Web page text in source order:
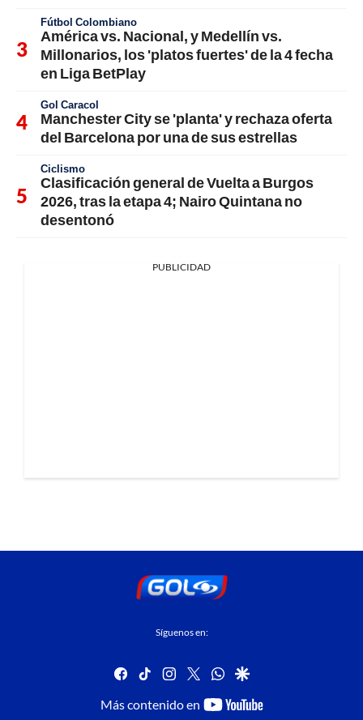
Fútbol Colombiano
América vs. Nacional, y Medellín vs.
Millonarios, los 'platos fuertes' de la 4 fecha
en Liga BetPlay
Gol Caracol
Manchester City se 'planta' y rechaza oferta
del Barcelona por una de sus estrellas
Ciclismo
Clasificación general de Vuelta a Burgos
2026, tras la etapa 4; Nairo Quintana no
desentonó
PUBLICIDAD
Síguenos en:
facebook
tiktok instagram
twitterwhatsapp
google
Más contenido en
youtube-